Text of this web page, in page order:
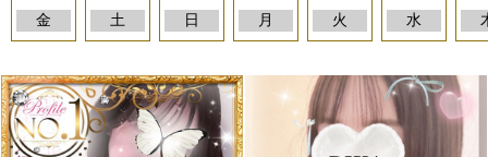
金 土 日 月 火 水